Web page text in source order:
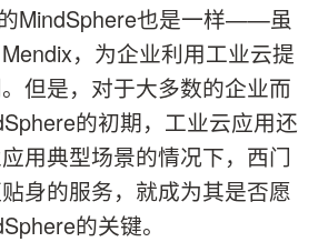
MindSphere也是一样——虽
，为企业利用工业云提
但是，对于大多数的企业而
的初期，工业云应用还
用典型场景的情况下，西门
身的服务，就成为其是否愿
的关键。